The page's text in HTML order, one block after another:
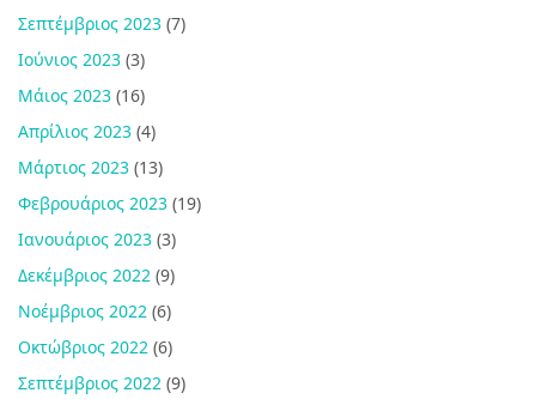
Σεπτέμβριος 2023 (7)
Ιούνιος 2023 (3)
Μάιος 2023 (16)
Απρίλιος 2023 (4)
Μάρτιος 2023 (13)
Φεβρουάριος 2023 (19)
Ιανουάριος 2023 (3)
Δεκέμβριος 2022 (9)
Νοέμβριος 2022 (6)
Οκτώβριος 2022 (6)
Σεπτέμβριος 2022 (9)